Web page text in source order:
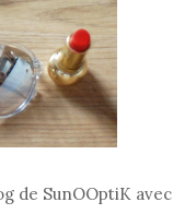
de SunOOptiK avec